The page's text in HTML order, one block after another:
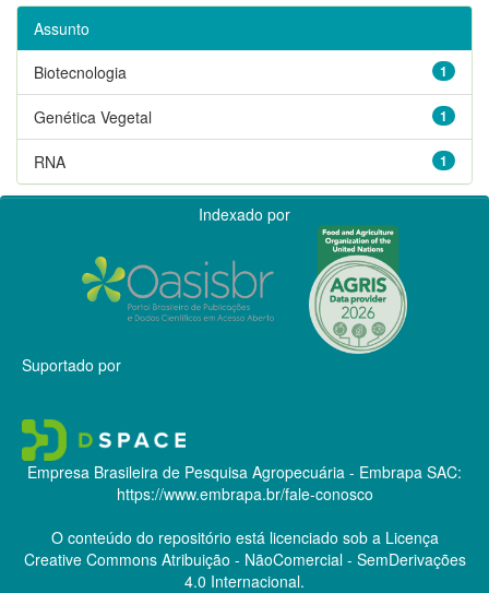
Assunto
1
Biotecnologia
1
Genética Vegetal
1
RNA
Indexado por
Suportado por
Empresa Brasileira de Pesquisa Agropecuária - Embrapa SAC:
https://www.embrapa.br/fale-conosco
O conteúdo do repositório está licenciado sob a Licença
Creative CommonsAtribuição - NãoComercial - SemDerivações
4.0 Internacional.